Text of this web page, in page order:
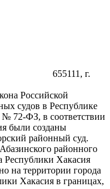
655111, г.
Российской
судов в Республике
72-ФЗ, в соответствии
были созданы
районный суд.
районного
Республики Хакасия
на территории города
Хакасия в границах,